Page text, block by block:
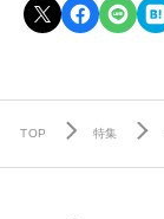
TOP 特集